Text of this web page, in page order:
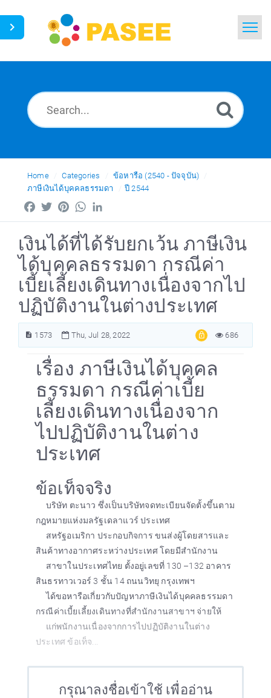
News
Ask a Question
Home Categories
ข้อหารือ (2540 - ปัจจุบัน)
ภาษีเงินได้บุคคลธรรมดา
ปี 2544
FacebookTwitterPinterestWhatsApp
เงินได้ที่ได้รับยกเว้น ภาษีเงิน
ได้บุคคลธรรมดา กรณีค่า
เบี้ยเลี้ยงเดินทางเนื่องจากไป
ปฏิบัติงานในต่างประเทศ
1573 Thu, Jul 28, 2022 686
เรื่อง ภาษีเงินได้บุคคล
ธรรมดา กรณีค่าเบี้ย
เลี้ยงเดินทางเนื่องจาก
ไปปฏิบัติงานในต่าง
ประเทศ
ข้อเท็จจริง
บริษัท ตะนาว ซึ่งเป็นบริษัทจดทะเบียนจัดตั้งขึ้นตาม
กฎหมายแห่งมลรัฐเดลาแวร์ ประเทศ
สหรัฐอเมริกา ประกอบกิจการ ขนส่งผู้โดยสารและ
สินค้าทางอากาศระหว่างประเทศ โดยมีสำนักงาน
สาขาในประเทศไทย ตั้งอยู่เลขที่ 130 –132 อาคาร
สินธรทาวเวอร์ 3 ชั้น 14 ถนนวิทยุ กรุงเทพฯ
ได้ขอหารือเกี่ยวกับปัญหาภาษีเงินได้บุคคลธรรมดา
กรณีค่าเบี้ยเลี้ยงเดินทางที่สำนักงานสาขาฯ จ่ายให้
แก่พนักงานเนื่องจากการไปปฏิบัติงานในต่าง
ประเทศ ข้อเท็จ...
กรุณาลงชื่อเข้าใช้ เพื่ออ่าน